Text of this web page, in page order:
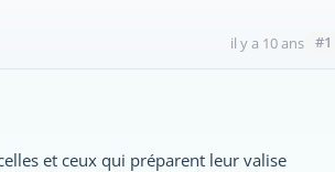
il y a 10 ans #1
et ceux qui préparent leur valise